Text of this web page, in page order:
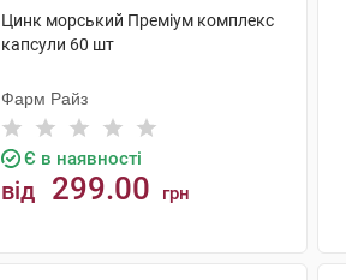
Цинк морський Преміум комплекс
капсули 60 шт
Фарм Райз
Є в наявності
від 299.00 грн